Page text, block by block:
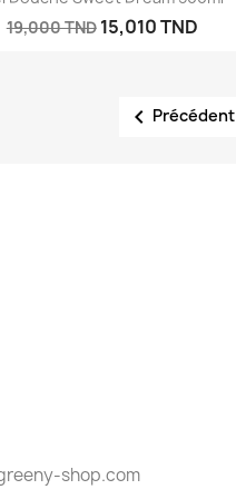
19,000 TND 15,010 TND
 Précédent
shop.com